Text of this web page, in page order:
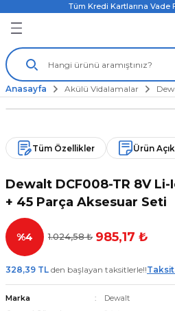
Tüm Kredi Kartlarına Vade
Anasayfa Akülü Vidalamalar
Tüm Özellikler Ürün
Dewalt DCF008-TR 8V
+ 45 Parça Aksesuar Seti
%4 1.024,58 ₺ 985,17 ₺
328,39 TL den başlayan taksitlerle!!
Marka
Dewalt